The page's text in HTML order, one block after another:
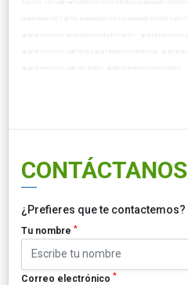
CONTÁCTANOS
¿Prefieres que te contactemos?
Tu nombre *
Correo electrónico *